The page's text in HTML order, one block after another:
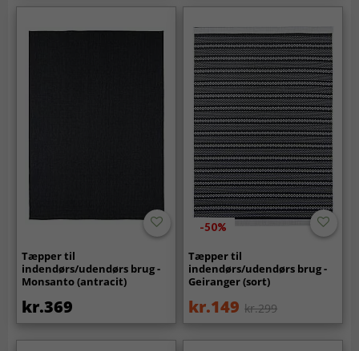
Tæpper til
indendørs/udendørs brug -
Monsanto (antracit)
kr.369
-50%
Tæpper til
indendørs/udendørs brug -
Geiranger (sort)
kr.149 kr.299